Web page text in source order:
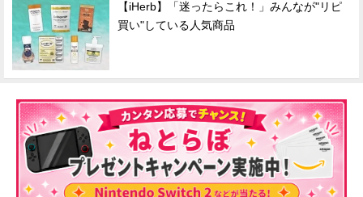
【iHerb】「迷ったらこれ！」みんなが"リピ
買い"している人気商品